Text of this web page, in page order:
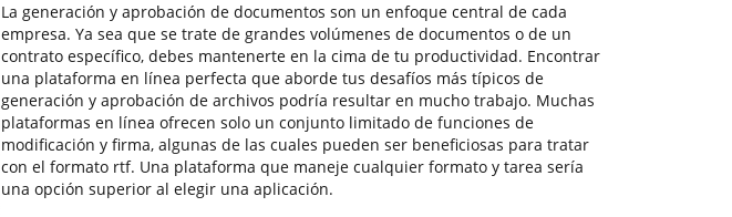
La generación y aprobación de documentos son un enfoque central de cada
empresa. Ya sea que se trate de grandes volúmenes de documentos o de un
contrato específico, debes mantenerte en la cima de tu productividad. Encontrar
una plataforma en línea perfecta que aborde tus desafíos más típicos de
generación y aprobación de archivos podría resultar en mucho trabajo. Muchas
plataformas en línea ofrecen solo un conjunto limitado de funciones de
modificación y firma, algunas de las cuales pueden ser beneficiosas para tratar
con el formato rtf. Una plataforma que maneje cualquier formato y tarea sería
una opción superior al elegir una aplicación.